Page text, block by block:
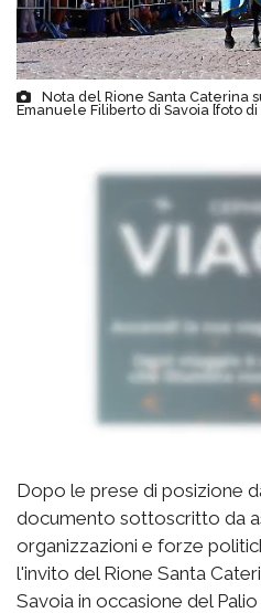
Nota del Rione Santa Caterina
Emanuele Filiberto di Savoia [foto
Dopo le prese di posizione
documento sottoscritto da
organizzazioni e forze
l'invito del Rione Santa
Savoia in occasione del